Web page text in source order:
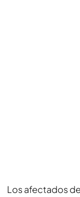
Los afectados